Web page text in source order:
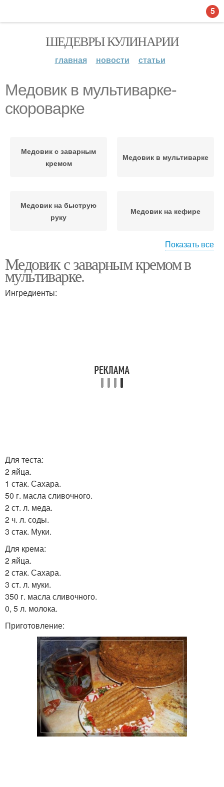
ШЕДЕВРЫ КУЛИНАРИИ
главная новости статьи
Медовик в мультиварке-
скороварке
Медовик с заварным
кремом
Медовик в мультиварке
Медовик на быструю
руку
Медовик на кефире
Бисквитный медовик Постный медовик
Показать все
Медовик с заварным кремом в
мультиварке.
Ингредиенты:
Для теста:
2 яйца.
1 стак. Сахара.
50 г. масла сливочного.
2 ст. л. меда.
2 ч. л. соды.
3 стак. Муки.
Для крема:
2 яйца.
2 стак. Сахара.
3 ст. л. муки.
350 г. масла сливочного.
0, 5 л. молока.
Приготовление:
5